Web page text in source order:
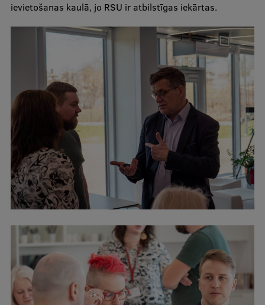
ievietošanas kaulā, jo RSU ir atbilstīgas iekārtas.